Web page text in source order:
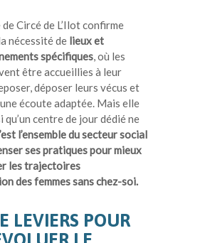
de Circé de L’Ilot confirme
nécessité de lieux et
spécifiques, où les
être accueillies à leur
déposer leurs vécus et
écoute adaptée. Mais elle
qu’un centre de jour dédié ne
l’ensemble du secteur social
ses pratiques pour mieux
les trajectoires
des femmes sans chez-soi.
LEVIERS POUR